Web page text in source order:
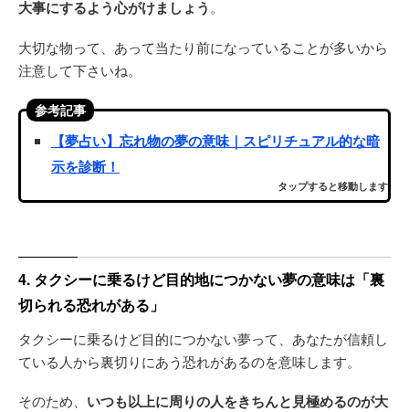
大事にするよう心がけましょう 。
大切な物って、あって当たり前になっていることが多いから
注意して下さいね。
参考記事
【夢占い】忘れ物の夢の意味｜スピリチュアル的な暗
示を診断！
タップすると移動します
4. タクシーに乗るけど目的地につかない夢の意味は「裏
切られる恐れがある」
タクシーに乗るけど目的につかない夢って、あなたが信頼し
ている人から裏切りにあう恐れがあるのを意味します。
そのため、 いつも以上に周りの人をきちんと見極めるのが大